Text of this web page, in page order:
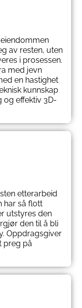
av resten, uten
i prosessen.
med jevn
en hastighet
kunnskap
og effektiv 3D-
etterarbeid
har så flott
utstyres den
den til å bli
Oppdragsgiver
preg på